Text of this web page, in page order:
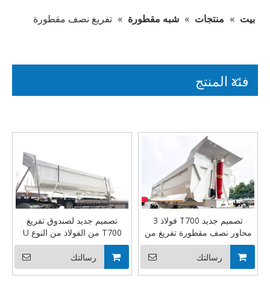
بيت » منتجات » شبه مقطورة » تفريغ نصف مقطورة
فئة المنتج
تصميم جديد لصندوق تفريغ
T700 من الفولاذ من النوع U
سعة 38cbm للسوق السعودي
رسالتك
تصميم جديد T700 فولاذ 3
محاور نصف مقطورة تفريغ من
النوع U
رسالتك